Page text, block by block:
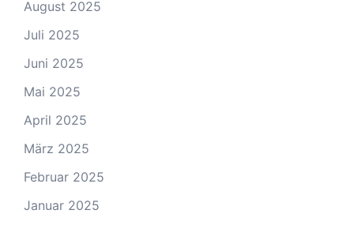
August 2025
Juli 2025
Juni 2025
Mai 2025
April 2025
März 2025
Februar 2025
Januar 2025